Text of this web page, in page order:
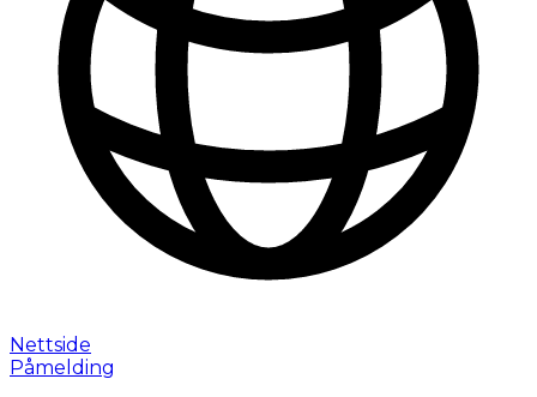
Nettside
Påmelding